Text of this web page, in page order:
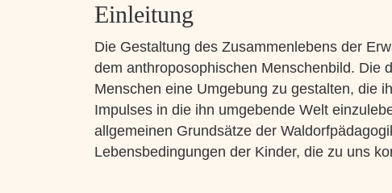
Einleitung
Die Gestaltung des Zusammenlebens der
dem anthroposophischen Menschenbild. Die
Menschen eine Umgebung zu gestalten, die
Impulses in die ihn umgebende Welt
allgemeinen Grundsätze der
Lebensbedingungen der Kinder, die zu uns